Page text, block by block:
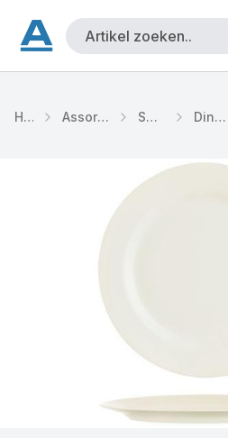
Home Assortiment Servies Dinerbord